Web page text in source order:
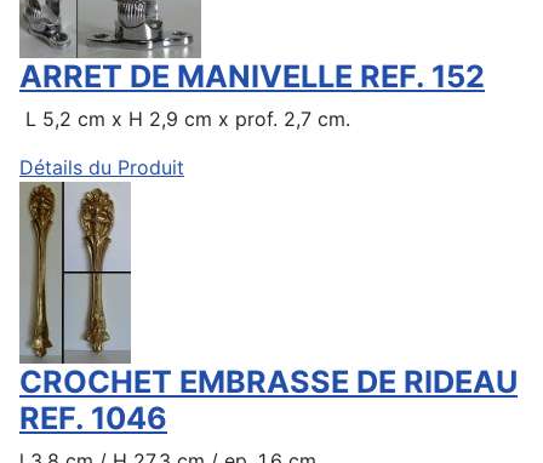
ARRET DE MANIVELLE REF. 152
L 5,2 cm x H 2,9 cm x prof. 2,7 cm.
Détails du Produit
CROCHET EMBRASSE DE RIDEAU
REF. 1046